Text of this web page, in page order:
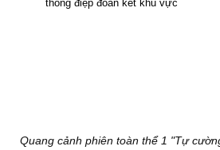
Quang cảnh phiên toàn thể 1 "Tự